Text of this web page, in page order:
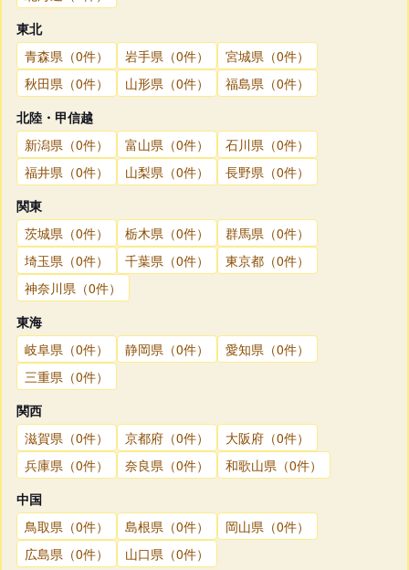
東北
青森県（0件）
岩手県（0件）
宮城県（0件）
秋田県（0件）
山形県（0件）
福島県（0件）
北陸・甲信越
新潟県（0件）
富山県（0件）
石川県（0件）
福井県（0件）
山梨県（0件）
長野県（0件）
関東
茨城県（0件）
栃木県（0件）
群馬県（0件）
埼玉県（0件）
千葉県（0件）
東京都（0件）
神奈川県（0件）
東海
岐阜県（0件）
静岡県（0件）
愛知県（0件）
三重県（0件）
関西
滋賀県（0件）
京都府（0件）
大阪府（0件）
兵庫県（0件）
奈良県（0件）
和歌山県（0件）
中国
鳥取県（0件）
島根県（0件）
岡山県（0件）
広島県（0件）
山口県（0件）